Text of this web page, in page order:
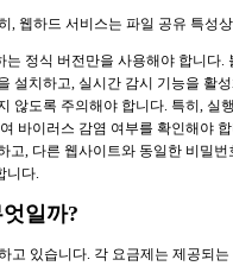
웹하드 서비스는 파일 공유 특
정식 버전만을 사용해야 합니
설치하고, 실시간 감시 기능을 활
도록 주의해야 합니다. 특히, 실
바이러스 감염 여부를 확인해야
, 다른 웹사이트와 동일한 비밀
니다.
일까?
있습니다. 각 요금제는 제공